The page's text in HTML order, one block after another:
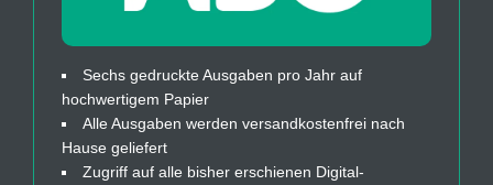
Sechs gedruckte Ausgaben pro Jahr auf
hochwertigem Papier
Alle Ausgaben werden versandkostenfrei nach
Hause geliefert
Zugriff auf alle bisher erschienen Digital-